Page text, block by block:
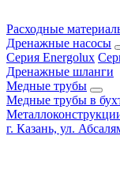
Расходные
Дренажные насосы
Серия Energolux
Дренажные шланги
Медные трубы
Медные трубы в
г. Казань, ул.